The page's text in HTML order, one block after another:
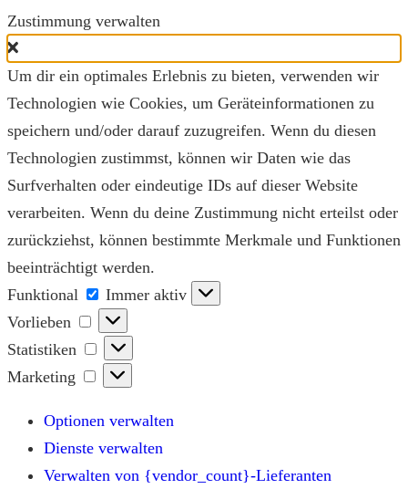
Zustimmung verwalten
Um dir ein optimales Erlebnis zu bieten, verwenden wir
Technologien wie Cookies, um Geräteinformationen zu
speichern und/oder darauf zuzugreifen. Wenn du diesen
Technologien zustimmst, können wir Daten wie das
Surfverhalten oder eindeutige IDs auf dieser Website
verarbeiten. Wenn du deine Zustimmung nicht erteilst oder
zurückziehst, können bestimmte Merkmale und Funktionen
beeinträchtigt werden.
Funktional
Funktional
Immer aktiv
Vorlieben
Vorlieben
Statistiken
Statistiken
Marketing
Marketing
Optionen verwalten
Dienste verwalten
Verwalten von {vendor_count}-Lieferanten